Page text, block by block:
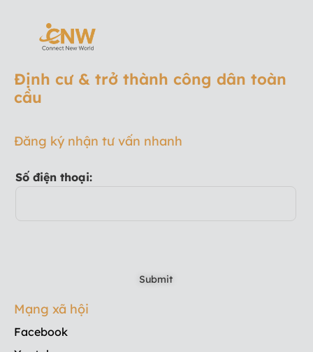
Định cư & trở thành công dân toàn
cầu
Đăng ký nhận tư vấn nhanh
Số điện thoại:
Mạng xã hội
Facebook